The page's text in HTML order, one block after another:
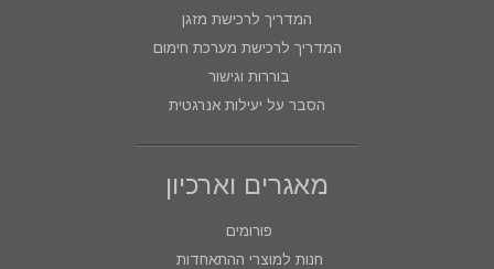
המדריך לרכישת מזגן
המדריך לרכישת מערכת חימום
בוררות וגישור
הסבר על יעילות אנרגטית
מאגרים וארכיון
פורומים
חנות למוצרי ההתאחדות